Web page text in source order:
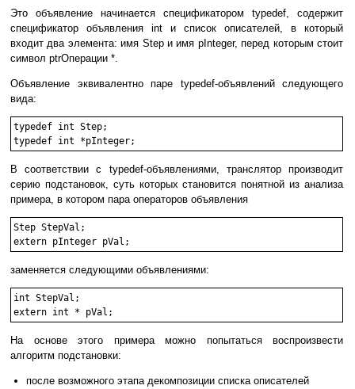
Это объявление начинается спецификатором typedef, содержит
спецификатор объявления int и список описателей, в который
входит два элемента: имя Step и имя pInteger, перед которым стоит
символ ptrОперации *.
Объявление эквивалентно паре typedef-объявлений следующего
вида:
typedef int Step;
typedef int *pInteger;
В соответствии с typedef-объявлениями, транслятор производит
серию подстановок, суть которых становится понятной из анализа
примера, в котором пара операторов объявления
Step StepVal;
extern pInteger pVal;
заменяется следующими объявлениями:
int StepVal;
extern int * pVal;
На основе этого примера можно попытаться воспроизвести
алгоритм подстановки:
после возможного этапа декомпозиции списка описателей